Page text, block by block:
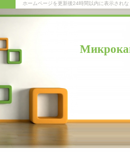
ホームページを更新後24時間以内に表示されな